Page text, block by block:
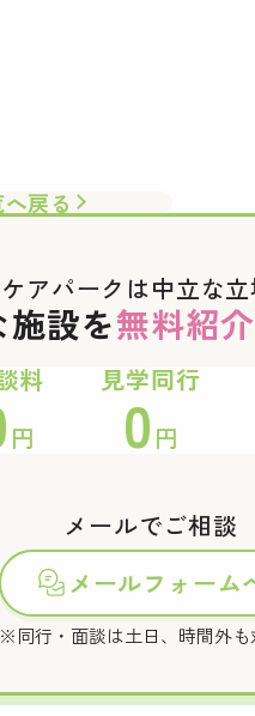
戻る
ケアパークは中立な
設を無料紹介
料
円
見学同行
0 円
メールでご相談
メールフォーム
※同行・面談は土日、時間外も